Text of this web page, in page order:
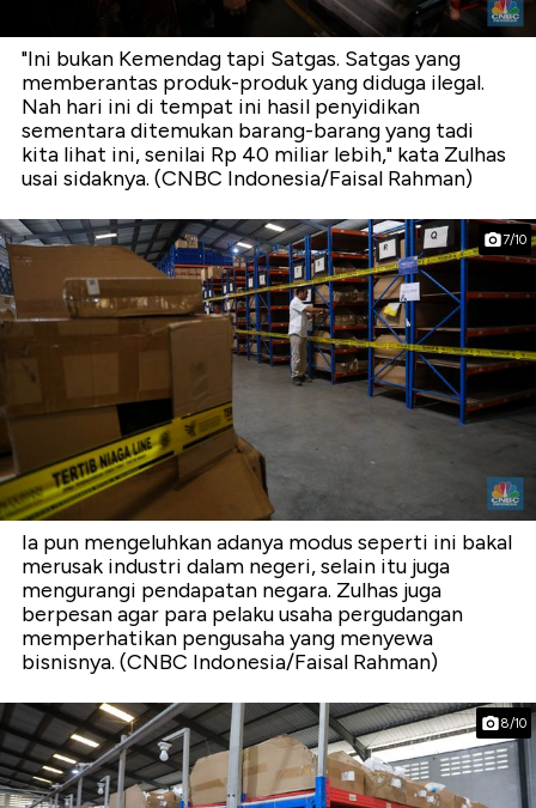
"Ini bukan Kemendag tapi Satgas. Satgas yang
memberantas produk-produk yang diduga ilegal.
Nah hari ini di tempat ini hasil penyidikan
sementara ditemukan barang-barang yang tadi
kita lihat ini, senilai Rp 40 miliar lebih," kata Zulhas
usai sidaknya. (CNBC Indonesia/Faisal Rahman)
7/10
Ia pun mengeluhkan adanya modus seperti ini bakal
merusak industri dalam negeri, selain itu juga
mengurangi pendapatan negara. Zulhas juga
berpesan agar para pelaku usaha pergudangan
memperhatikan pengusaha yang menyewa
bisnisnya. (CNBC Indonesia/Faisal Rahman)
8/10